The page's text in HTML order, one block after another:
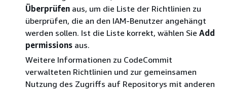
Überprüfen aus, um die Liste der Richtlinien zu
überprüfen, die an den IAM-Benutzer angehängt
werden sollen. Ist die Liste korrekt, wählen Sie Add
permissions aus.
Weitere Informationen zu CodeCommit
verwalteten Richtlinien und zur gemeinsamen
Nutzung des Zugriffs auf Repositorys mit anderen